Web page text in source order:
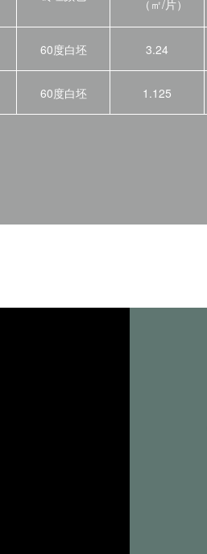
（㎡/片）
60度白坯 3.24
60度白坯 1.125